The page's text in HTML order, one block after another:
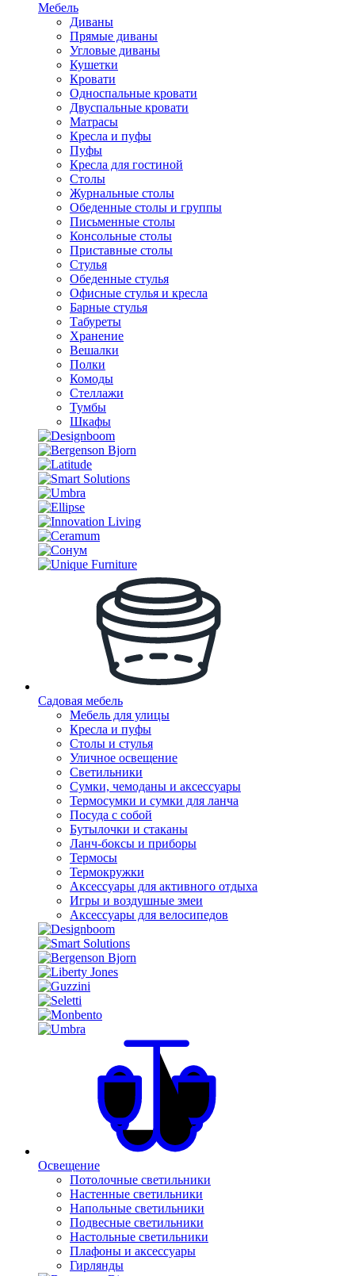
Мебель
Диваны
Прямые диваны
Угловые диваны
Кушетки
Кровати
Односпальные кровати
Двуспальные кровати
Матрасы
Кресла и пуфы
Пуфы
Кресла для гостиной
Столы
Журнальные столы
Обеденные столы и группы
Письменные столы
Консольные столы
Приставные столы
Стулья
Обеденные стулья
Офисные стулья и кресла
Барные стулья
Табуреты
Хранение
Вешалки
Полки
Комоды
Стеллажи
Тумбы
Шкафы
Садовая мебель
Мебель для улицы
Кресла и пуфы
Столы и стулья
Уличное освещение
Светильники
Сумки, чемоданы и аксессуары
Термосумки и сумки для ланча
Посуда с собой
Бутылочки и стаканы
Ланч-боксы и приборы
Термосы
Термокружки
Аксессуары для активного отдыха
Игры и воздушные змеи
Аксессуары для велосипедов
Освещение
Потолочные светильники
Настенные светильники
Напольные светильники
Подвесные светильники
Настольные светильники
Плафоны и аксессуары
Гирлянды